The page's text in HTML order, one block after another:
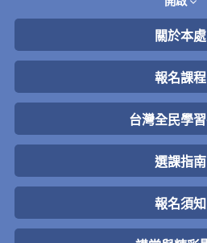
關於本處
報名課程
台灣全民學
選課指南
報名須知